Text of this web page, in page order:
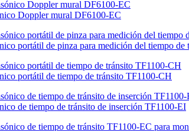
Doppler mural DF6100-EC
portátil de pinza para medición del tiempo de
portátil de tiempo de tránsito TF1100-CH
de tiempo de tránsito de inserción TF1100-EI